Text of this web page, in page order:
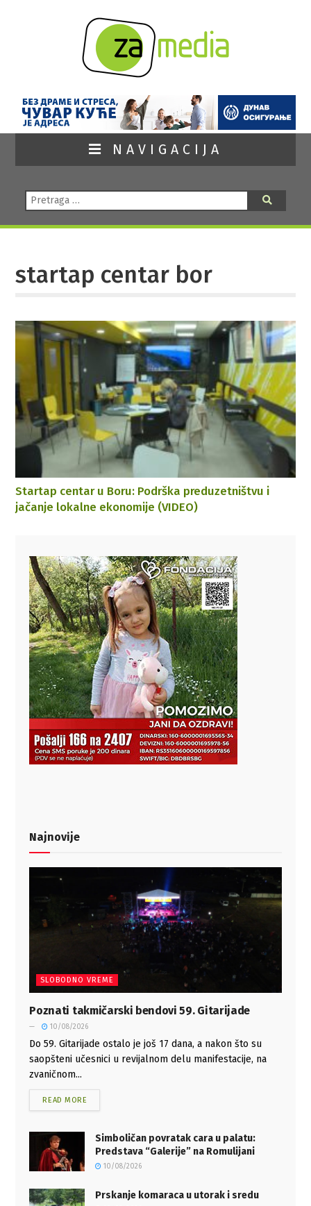
NAVIGACIJA
Pretraga:
startap centar bor
Startap centar u Boru: Podrška preduzetništvu i
jačanje lokalne ekonomije (VIDEO)
Najnovije
SLOBODNO VREME
Poznati takmičarski bendovi 59. Gitarijade
10/08/2026
Do 59. Gitarijade ostalo je još 17 dana, a nakon što su
saopšteni učesnici u revijalnom delu manifestacije, na
zvaničnom...
READ MORE
Simboličan povratak cara u palatu:
Predstava “Galerije” na Romulijani
10/08/2026
Prskanje komaraca u utorak i sredu